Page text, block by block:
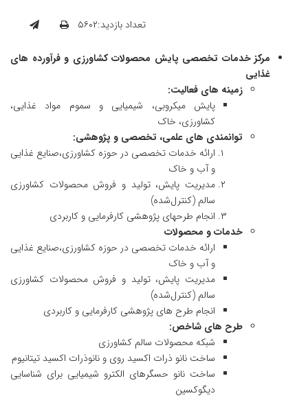
تعداد بازدید:۵۶۰۲
مرکز خدمات تخصصی پایش محصولات کشاورزی و فرآورده های
غذایی
زمینه های فعالیت:
پایش میکروبی، شیمیایی و سموم مواد غذایی،
کشاورزی، خاک
توانمندی های علمی، تخصصی و پژوهشی:
ارائه خدمات تخصصی در حوزه کشاورزی،صنایع غذایی
و آب و خاک
مدیریت پایش، تولید و فروش محصولات کشاورزی
سالم (کنترل‌شده)
انجام طرحهای پژوهشی کارفرمایی و کاربردی
خدمات و محصولات
ارائه خدمات تخصصی در حوزه کشاورزی،صنایع غذایی
و آب و خاک
مدیریت پایش، تولید و فروش محصولات کشاورزی
سالم (کنترل‌شده)
انجام طرح های پژوهشی کارفرمایی و کاربردی
طرح های شاخص:
شبکه محصولات سالم کشاورزی
ساخت نانو ذرات اکسید روی و نانوذرات اکسید تیتانیوم
ساخت نانو حسگرهای الکترو شیمیایی برای شناسایی
دیگوکسین